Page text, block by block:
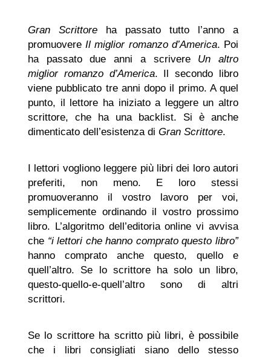
Gran Scrittore ha passato tutto l’anno a
promuovere Il miglior romanzo d’America. Poi
ha passato due anni a scrivere Un altro
miglior romanzo d’America. Il secondo libro
viene pubblicato tre anni dopo il primo. A quel
punto, il lettore ha iniziato a leggere un altro
scrittore, che ha una backlist. Si è anche
dimenticato dell’esistenza di Gran Scrittore.
I lettori vogliono leggere più libri dei loro autori
preferiti, non meno. E loro stessi
promuoveranno il vostro lavoro per voi,
semplicemente ordinando il vostro prossimo
libro. L’algoritmo dell’editoria online vi avvisa
che “i lettori che hanno comprato questo libro”
hanno comprato anche questo, quello e
quell’altro. Se lo scrittore ha solo un libro,
questo-quello-e-quell’altro sono di altri
scrittori.
Se lo scrittore ha scritto più libri, è possibile
che i libri consigliati siano dello stesso